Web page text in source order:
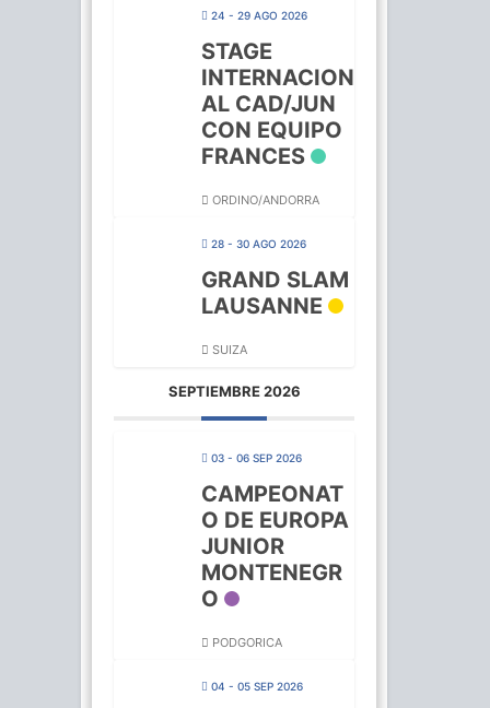
24 - 29 AGO 2026
STAGE
INTERNACION
AL CAD/JUN
CON EQUIPO
FRANCES
ORDINO/ANDORRA
28 - 30 AGO 2026
GRAND SLAM
LAUSANNE
SUIZA
SEPTIEMBRE 2026
03 - 06 SEP 2026
CAMPEONAT
O DE EUROPA
JUNIOR
MONTENEGR
O
PODGORICA
04 - 05 SEP 2026